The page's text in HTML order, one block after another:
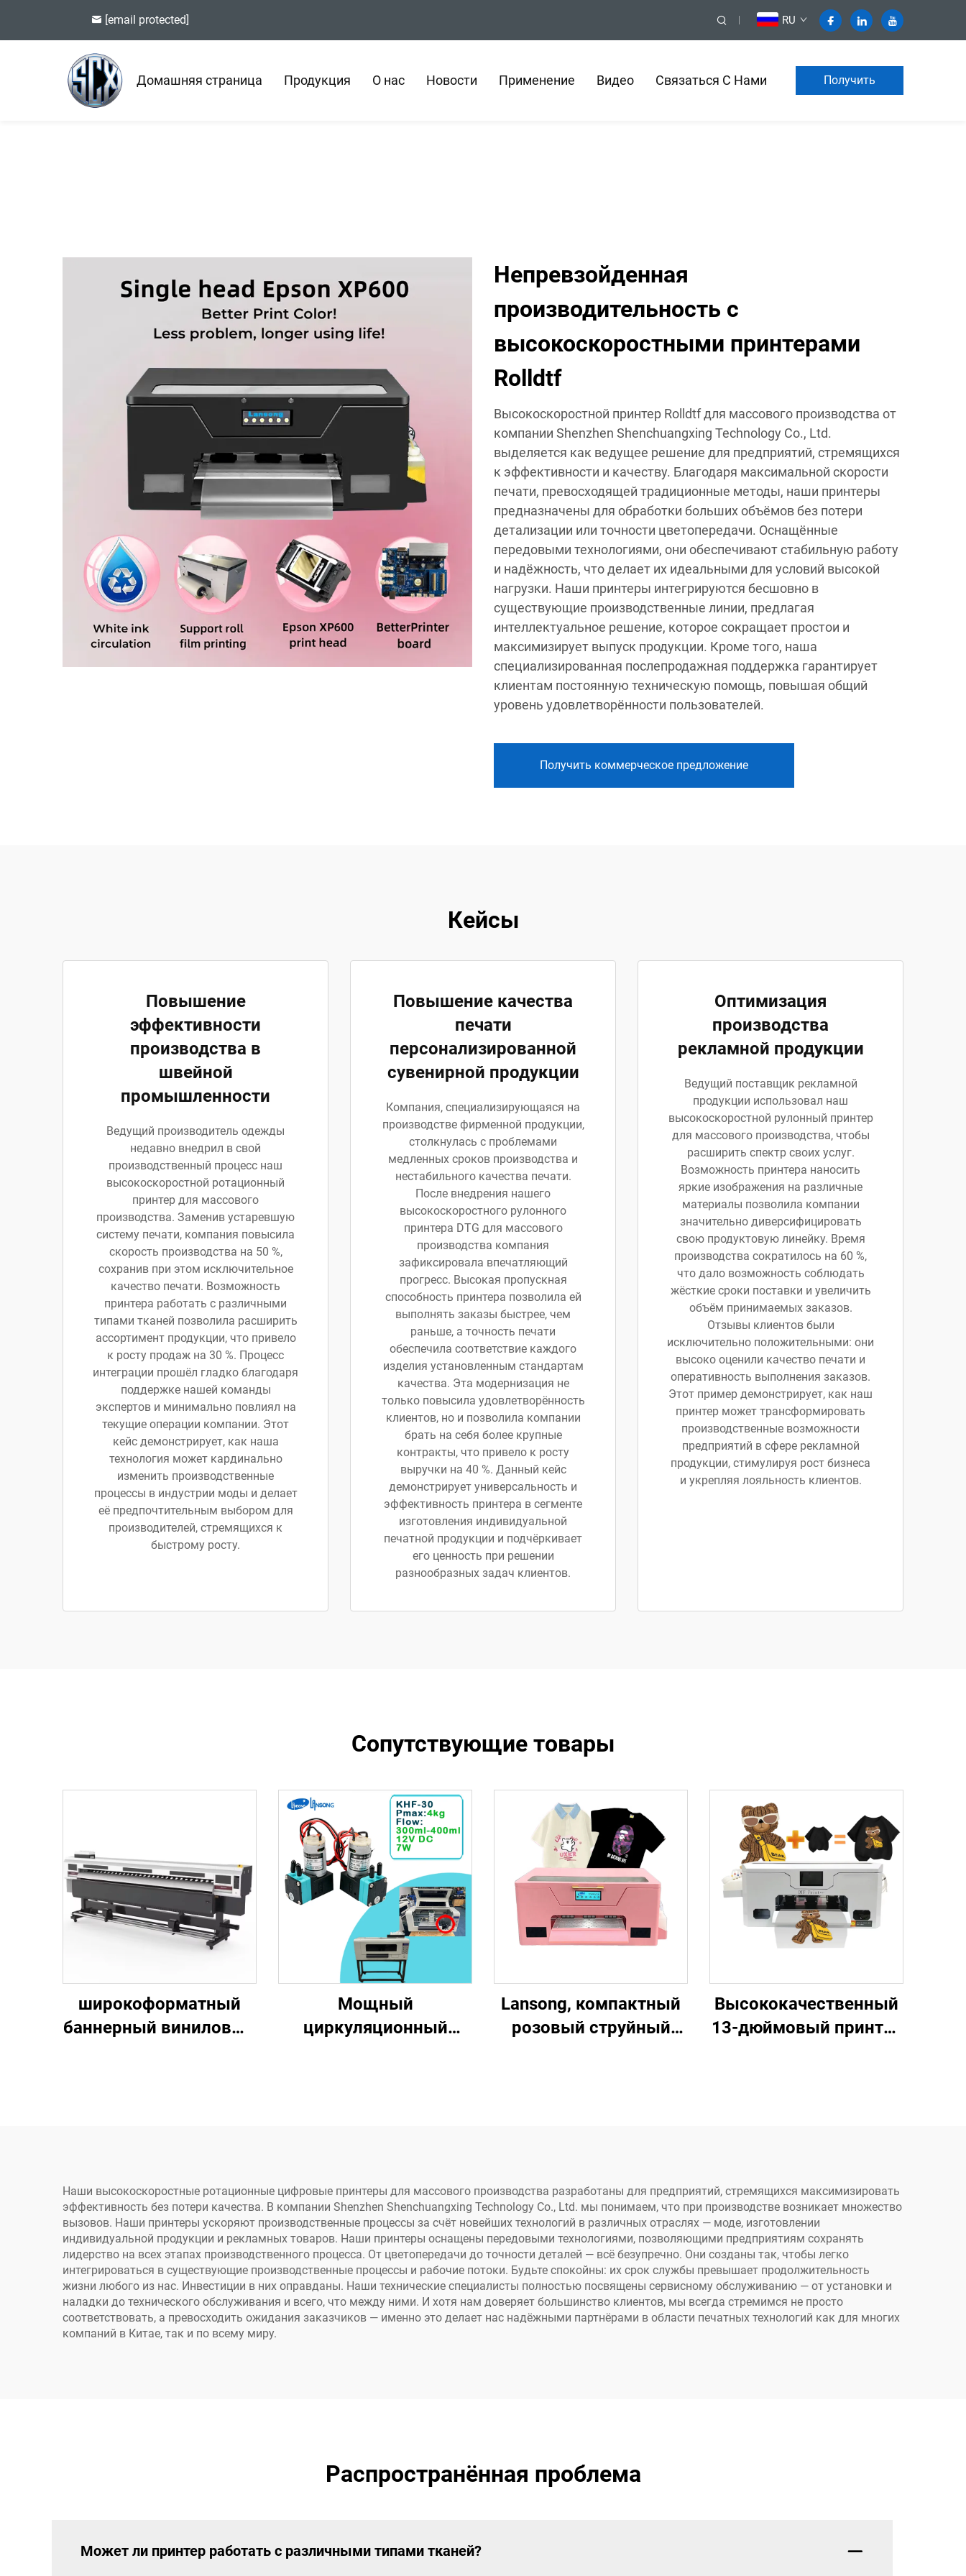
[email protected] RU
Домашняя страница Продукция О нас Новости Применение Видео Связаться С Нами Получить
Непревзойденная
производительность с
высокоскоростными принтерами
Rolldtf
Высокоскоростной принтер Rolldtf для массового производства от
компании Shenzhen Shenchuangxing Technology Co., Ltd.
выделяется как ведущее решение для предприятий, стремящихся
к эффективности и качеству. Благодаря максимальной скорости
печати, превосходящей традиционные методы, наши принтеры
предназначены для обработки больших объёмов без потери
детализации или точности цветопередачи. Оснащённые
передовыми технологиями, они обеспечивают стабильную работу
и надёжность, что делает их идеальными для условий высокой
нагрузки. Наши принтеры интегрируются бесшовно в
существующие производственные линии, предлагая
интеллектуальное решение, которое сокращает простои и
максимизирует выпуск продукции. Кроме того, наша
специализированная послепродажная поддержка гарантирует
клиентам постоянную техническую помощь, повышая общий
уровень удовлетворённости пользователей.
Получить коммерческое предложение
Кейсы
Повышение
эффективности
производства в
швейной
промышленности
Ведущий производитель одежды
недавно внедрил в свой
производственный процесс наш
высокоскоростной ротационный
принтер для массового
производства. Заменив устаревшую
систему печати, компания повысила
скорость производства на 50 %,
сохранив при этом исключительное
качество печати. Возможность
принтера работать с различными
типами тканей позволила расширить
ассортимент продукции, что привело
к росту продаж на 30 %. Процесс
интеграции прошёл гладко благодаря
поддержке нашей команды
экспертов и минимально повлиял на
текущие операции компании. Этот
кейс демонстрирует, как наша
технология может кардинально
изменить производственные
процессы в индустрии моды и делает
её предпочтительным выбором для
производителей, стремящихся к
быстрому росту.
Повышение качества
печати
персонализированной
сувенирной продукции
Компания, специализирующаяся на
производстве фирменной продукции,
столкнулась с проблемами
медленных сроков производства и
нестабильного качества печати.
После внедрения нашего
высокоскоростного рулонного
принтера DTG для массового
производства компания
зафиксировала впечатляющий
прогресс. Высокая пропускная
способность принтера позволила ей
выполнять заказы быстрее, чем
раньше, а точность печати
обеспечила соответствие каждого
изделия установленным стандартам
качества. Эта модернизация не
только повысила удовлетворённость
клиентов, но и позволила компании
брать на себя более крупные
контракты, что привело к росту
выручки на 40 %. Данный кейс
демонстрирует универсальность и
эффективность принтера в сегменте
изготовления индивидуальной
печатной продукции и подчёркивает
его ценность при решении
разнообразных задач клиентов.
Оптимизация
производства
рекламной продукции
Ведущий поставщик рекламной
продукции использовал наш
высокоскоростной рулонный принтер
для массового производства, чтобы
расширить спектр своих услуг.
Возможность принтера наносить
яркие изображения на различные
материалы позволила компании
значительно диверсифицировать
свою продуктовую линейку. Время
производства сократилось на 60 %,
что дало возможность соблюдать
жёсткие сроки поставки и увеличить
объём принимаемых заказов.
Отзывы клиентов были
исключительно положительными: они
высоко оценили качество печати и
оперативность выполнения заказов.
Этот пример демонстрирует, как наш
принтер может трансформировать
производственные возможности
предприятий в сфере рекламной
продукции, стимулируя рост бизнеса
и укрепляя лояльность клиентов.
Сопутствующие товары
широкоформатный
баннерный виниловый
I3200/xp600, с
поддержкой CMYK,
220 В
Мощный
циркуляционный
аксессуар для
принтера DTF
струйный насос для
чернил
Lansong, компактный
розовый струйный
Высококачественный
13-дюймовый принтер
Наши высокоскоростные ротационные цифровые принтеры для массового производства разработаны для предприятий, стремящихся максимизировать
эффективность без потери качества. В компании Shenzhen Shenchuangxing Technology Co., Ltd. мы понимаем, что при производстве возникает множество
вызовов. Наши принтеры ускоряют производственные процессы за счёт новейших технологий в различных отраслях — моде, изготовлении
индивидуальной продукции и рекламных товаров. Наши принтеры оснащены передовыми технологиями, позволяющими предприятиям сохранять
лидерство на всех этапах производственного процесса. От цветопередачи до точности деталей — всё безупречно. Они созданы так, чтобы легко
интегрироваться в существующие производственные процессы и рабочие потоки. Будьте спокойны: их срок службы превышает продолжительность
жизни любого из нас. Инвестиции в них оправданы. Наши технические специалисты полностью посвящены сервисному обслуживанию — от установки и
наладки до технического обслуживания и всего, что между ними. И хотя нам доверяет большинство клиентов, мы всегда стремимся не просто
соответствовать, а превосходить ожидания заказчиков — именно это делает нас надёжными партнёрами в области печатных технологий как для многих
компаний в Китае, так и по всему миру.
Распространённая проблема
Может ли принтер работать с различными типами тканей?